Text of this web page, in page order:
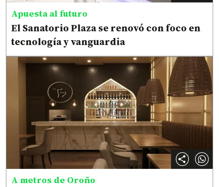
Apuesta al futuro
El Sanatorio Plaza se renovó con foco en
tecnología y vanguardia
A metros de Oroño